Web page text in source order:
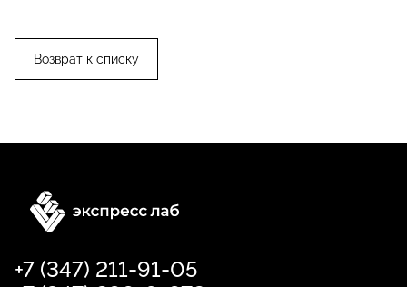
Возврат к списку
+7 (347) 211-91-05